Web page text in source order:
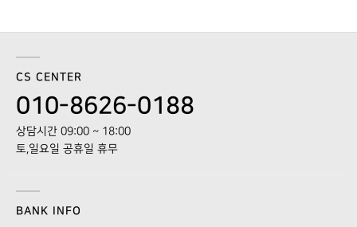
CS CENTER
010-8626-0188
상담시간 09:00 ~ 18:00
토,일요일 공휴일 휴무
BANK INFO